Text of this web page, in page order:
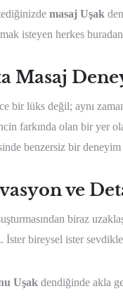
masaj Uşak
isteyen herkes
Masaj
bir lüks değil; aynı
farkında olan bir yer
benzersiz bir deneyim
ve
biraz
İster bireysel ister
Uşak dendiğinde akla